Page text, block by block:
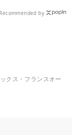
Recommended by
クス・フランスオー